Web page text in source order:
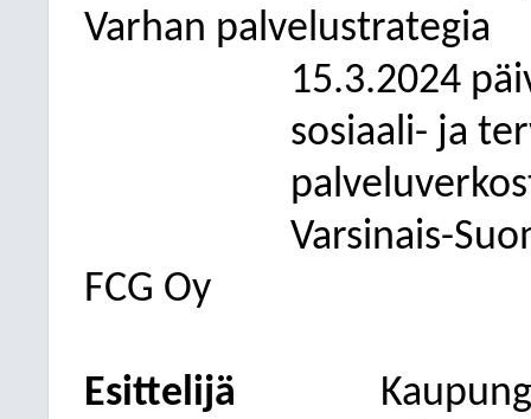
Varhan palvelustrategia
15.3.2024
sosiaali- ja
Varsinais-
FCG Oy
Esittelijä